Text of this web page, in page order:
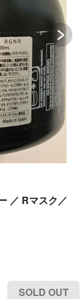
／ Rマスク／
SOLD OUT